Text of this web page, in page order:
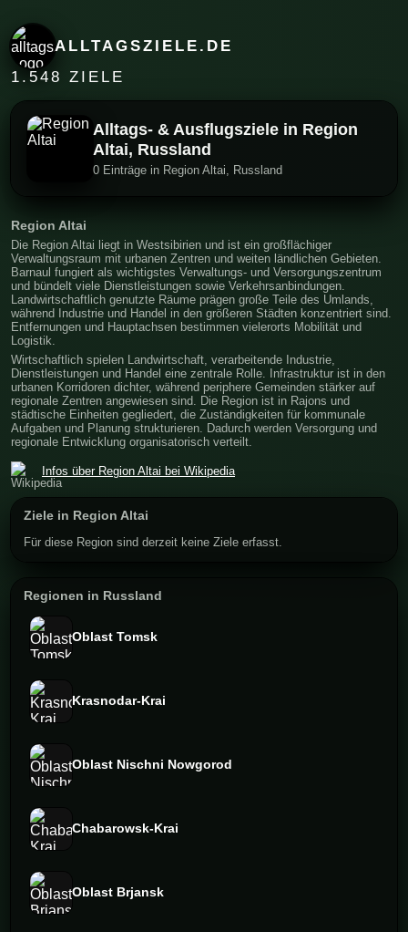
ALLTAGSZIELE.DE
1.548 ZIELE
Alltags- & Ausflugsziele in Region
Altai, Russland
0 Einträge in Region Altai, Russland
Region Altai
Die Region Altai liegt in Westsibirien und ist ein großflächiger
Verwaltungsraum mit urbanen Zentren und weiten ländlichen Gebieten.
Barnaul fungiert als wichtigstes Verwaltungs- und Versorgungszentrum
und bündelt viele Dienstleistungen sowie Verkehrsanbindungen.
Landwirtschaftlich genutzte Räume prägen große Teile des Umlands,
während Industrie und Handel in den größeren Städten konzentriert sind.
Entfernungen und Hauptachsen bestimmen vielerorts Mobilität und
Logistik.
Wirtschaftlich spielen Landwirtschaft, verarbeitende Industrie,
Dienstleistungen und Handel eine zentrale Rolle. Infrastruktur ist in den
urbanen Korridoren dichter, während periphere Gemeinden stärker auf
regionale Zentren angewiesen sind. Die Region ist in Rajons und
städtische Einheiten gegliedert, die Zuständigkeiten für kommunale
Aufgaben und Planung strukturieren. Dadurch werden Versorgung und
regionale Entwicklung organisatorisch verteilt.
Infos über Region Altai bei Wikipedia
Ziele in Region Altai
Für diese Region sind derzeit keine Ziele erfasst.
Regionen in Russland
Oblast Tomsk
Krasnodar-Krai
Oblast Nischni Nowgorod
Chabarowsk-Krai
Oblast Brjansk